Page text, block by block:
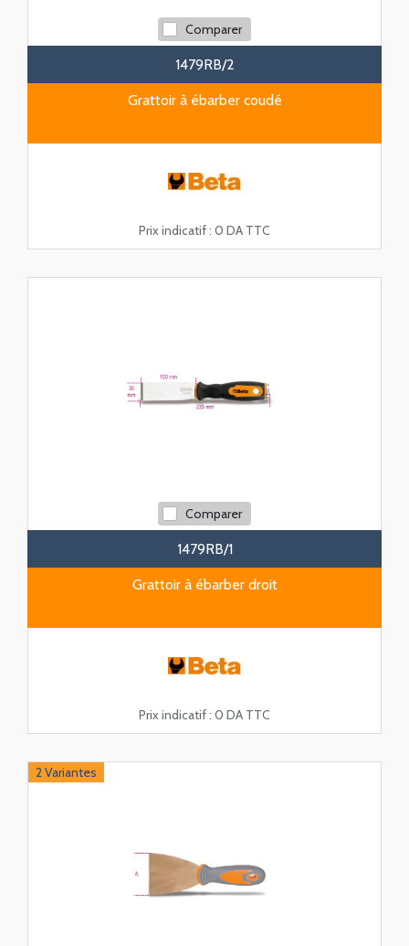
Comparer
1479RB/2
Grattoir à ébarber coudé
Prix indicatif : 0 DA TTC
Comparer
1479RB/1
Grattoir à ébarber droit
Prix indicatif : 0 DA TTC
2 Variantes